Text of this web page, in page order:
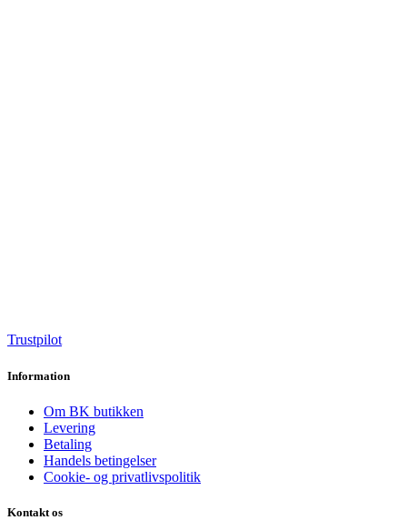
Trustpilot
Information
Om BK butikken
Levering
Betaling
Handels betingelser
Cookie- og privatlivspolitik
Kontakt os